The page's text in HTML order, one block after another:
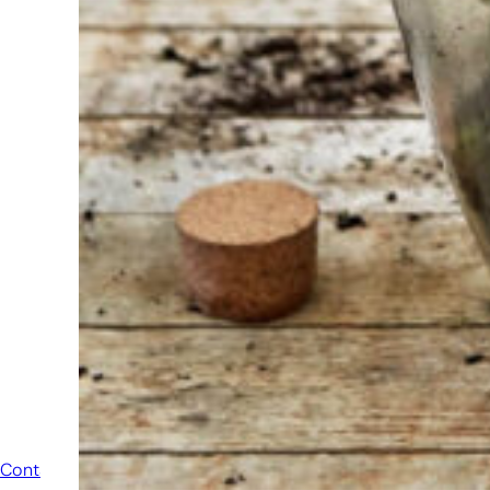
klaar om een
Schroom je
niet om even
te bellen of een
wanneer je een
Dan zullen wij
mogelijk jouw
beantwoorden.
Contact